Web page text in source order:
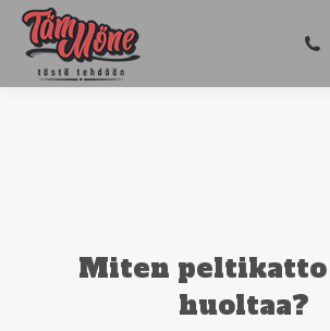
Miten peltikatto
huoltaa?